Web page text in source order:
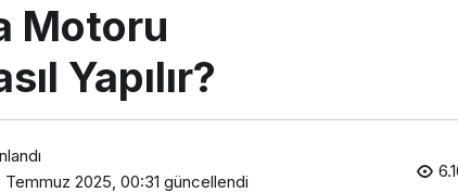
Motoru
Yapılır?
Temmuz 2025, 00:31 güncellendi